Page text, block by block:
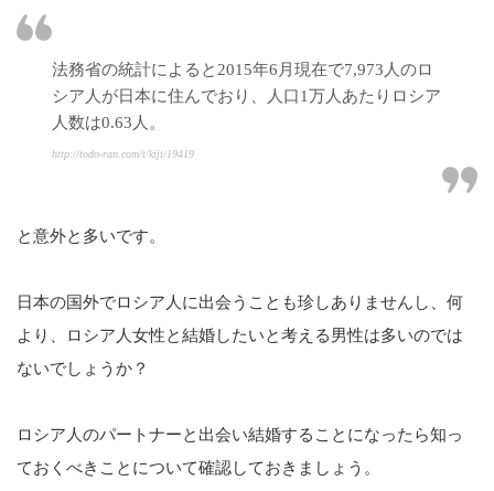
法務省の統計によると2015年6月現在で7,973人のロ
シア人が日本に住んでおり、人口1万人あたりロシア
人数は0.63人。
http://todo-ran.com/t/kiji/19419
と意外と多いです。
日本の国外でロシア人に出会うことも珍しありませんし、何
より、ロシア人女性と結婚したいと考える男性は多いのでは
ないでしょうか？
ロシア人のパートナーと出会い結婚することになったら知っ
ておくべきことについて確認しておきましょう。